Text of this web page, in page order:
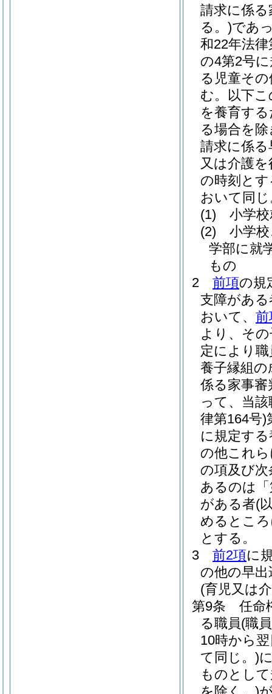
請求に係
る。)であ
和22年法律
の4第2号
る児童そ
む。以下
を養育す
る場合を
請求に係る
又は介護
の時刻と
おいて同じ
(1)
小学
(2)
小学
学部に就
もの
2
前項の規
支障があ
おいて、 前
より、そ
定により
養子縁組
係る家事
って、当
律第164号)
に規定す
の他これ
の項及び
あるのは
がある者(
めるとこ
とする。
3
前2項に
の他の早
(育児又は
第9条
任命
る職員(職
10時から
て同じ。)
ものとし